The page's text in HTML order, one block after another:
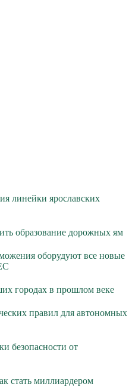
линейки ярославских
образование дорожных ям
оборудуют все новые
городах в прошлом веке
правил для автономных
безопасности от
стать миллиардером